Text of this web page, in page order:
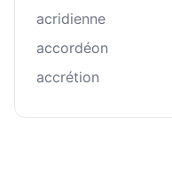
acridienne
accordéon
accrétion